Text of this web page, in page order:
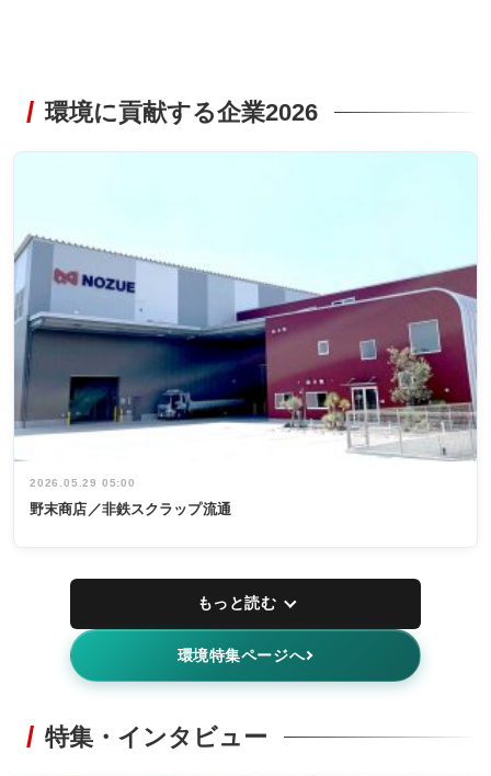
環境に貢献する企業2026
2026.05.29 05:00
野末商店／非鉄スクラップ流通
もっと読む
環境特集ページへ
特集・インタビュー